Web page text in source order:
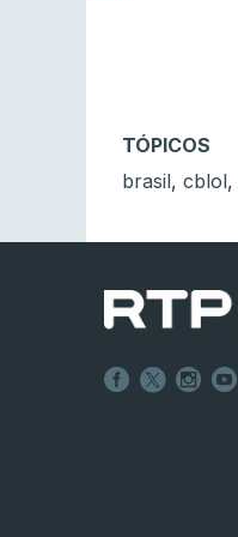
TÓPICOS
brasil, cblol,